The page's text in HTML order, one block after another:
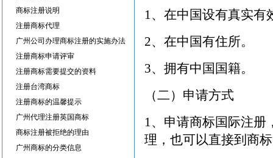
商标注册说明
注册商标代理
广州公司办理商标注册的实施办法
注册商标申请评审
注册商标需要提交的资料
注册台湾商标
注册商标的温馨提示
广州代理注册英国商标
商标注册被拒绝的理由
广州商标的分类信息
1、在中国设有真实有
2、在中国有住所。
3、拥有中国国籍。
（二）申请方式
1、申请商标国际注册
理，也可以直接到商